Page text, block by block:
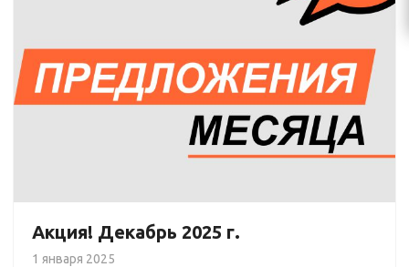
Акция! Декабрь 2025 г.
1 января 2025